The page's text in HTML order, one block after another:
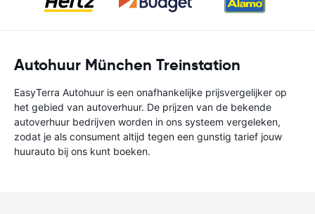
Autohuur München Treinstation
EasyTerra Autohuur is een onafhankelijke prijsvergelijker op
het gebied van autoverhuur. De prijzen van de bekende
autoverhuur bedrijven worden in ons systeem vergeleken,
zodat je als consument altijd tegen een gunstig tarief jouw
huurauto bij ons kunt boeken.